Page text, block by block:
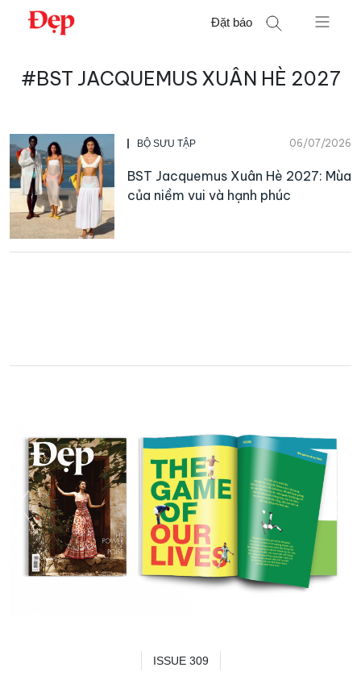
Chuyển
Đặt báo
kiếm
#BST JACQUEMUS XUÂN HÈ 2027
BỘ SƯU TẬP 06/07/2026
BST Jacquemus Xuân Hè 2027: Mùa
của niềm vui và hạnh phúc
ISSUE 309